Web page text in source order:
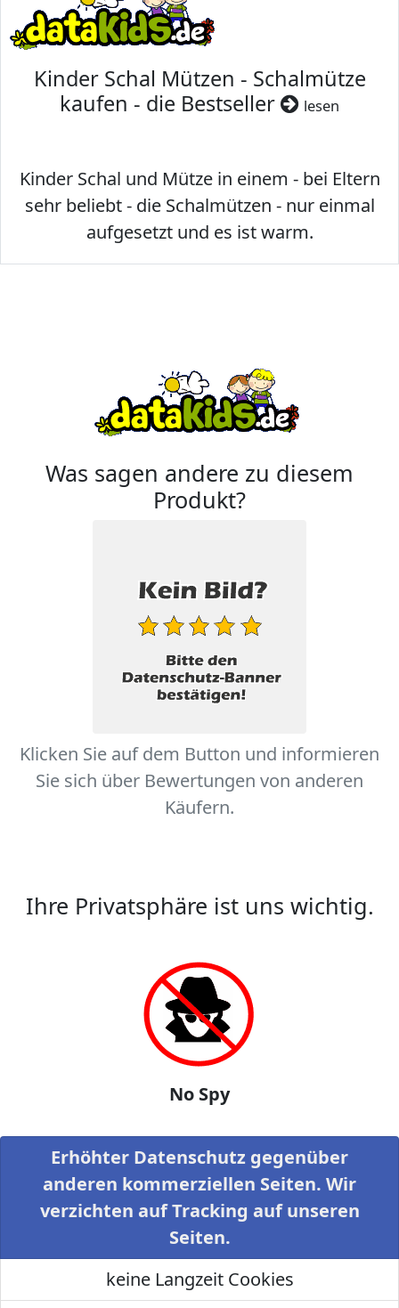
Kinder Schal Mützen - Schalmütze
kaufen - die Bestseller
lesen
Kinder Schal und Mütze in einem - bei Eltern
sehr beliebt - die Schalmützen - nur einmal
aufgesetzt und es ist warm.
Was sagen andere zu diesem
Produkt?
Klicken Sie auf dem Button und informieren
Sie sich über Bewertungen von anderen
Käufern.
Ihre Privatsphäre ist uns wichtig.
No Spy
Erhöhter Datenschutz gegenüber
anderen kommerziellen Seiten. Wir
verzichten auf Tracking auf unseren
Seiten.
keine Langzeit Cookies